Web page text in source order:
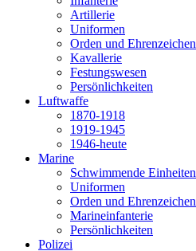
Artillerie
Uniformen
Orden und Ehrenzeichen
Kavallerie
Festungswesen
Persönlichkeiten
Luftwaffe
1870-1918
1919-1945
1946-heute
Marine
Schwimmende Einheiten
Uniformen
Orden und Ehrenzeichen
Marineinfanterie
Persönlichkeiten
Polizei